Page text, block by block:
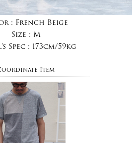
: French Beige
Size : M
Spec : 173cm/59kg
Item